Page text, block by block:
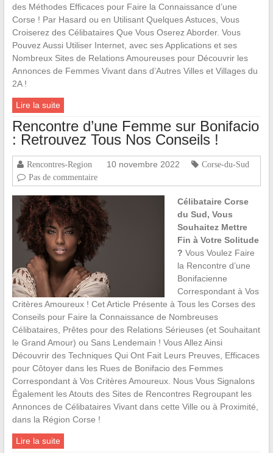
des Méthodes Efficaces pour Faire la Connaissance d’une
Corse ! Par Hasard ou en Utilisant Quelques Astuces, Vous
Croiserez des Célibataires Que Vous Oserez Aborder. Vous
Pouvez Aussi Utiliser Internet, avec ses Applications et ses
Nombreux Sites de Relations Amoureuses pour Découvrir les
Annonces de Femmes Vivant dans d’Autres Villes et Villages du
2A !
Lire la suite
Rencontre d’une Femme sur Bonifacio
: Retrouvez Tous Nos Conseils !
Rencontres-Region 10 novembre 2022
Corse-du-Sud
Pas de commentaire
Célibataire Corse
du Sud, Vous
Souhaitez Mettre
Fin à Votre Solitude
? Vous Voulez Faire
la Rencontre d’une
Bonifacienne
Correspondant à Vos
Critères Amoureux ! Cet Article Présente à Tous les Corses des
Conseils pour Faire la Connaissance de Nombreuses
Célibataires, Prêtes pour des Relations Sérieuses (et Souhaitant
le Grand Amour) ou Sans Lendemain ! Vous Allez Ainsi
Découvrir des Techniques Qui Ont Fait Leurs Preuves, Efficaces
pour Côtoyer dans les Rues de Bonifacio des Femmes
Correspondant à Vos Critères Amoureux. Nous Vous Signalons
Également les Atouts des Sites de Rencontres Regroupant les
Annonces de Célibataires Vivant dans cette Ville ou à Proximité,
dans la Région Corse !
Lire la suite